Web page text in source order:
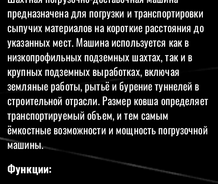
предназначена для погрузки и транспортировки
сыпучих материалов на короткие расстояния до
указанных мест. Машина используется как в
низкопрофильных подземных шахтах, так и в
крупных подземных выработках, включая
земляные работы, рытьё и бурение туннелей в
строительной отрасли. Размер ковша определяет
транспортируемый объем, и тем самым
ёмкостные возможности и мощность погрузочной
машины.
Функции: